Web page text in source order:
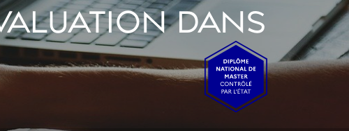
DANS